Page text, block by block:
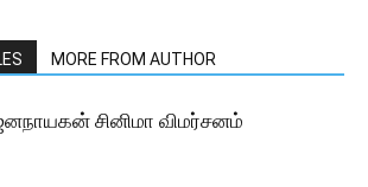
MORE FROM AUTHOR
சினிமா விமர்சனம்